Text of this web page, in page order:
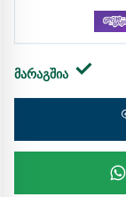
მარაგშია